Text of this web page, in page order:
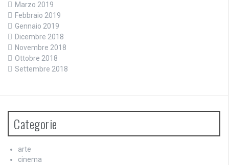
Marzo 2019
Febbraio 2019
Gennaio 2019
Dicembre 2018
Novembre 2018
Ottobre 2018
Settembre 2018
Categorie
arte
cinema